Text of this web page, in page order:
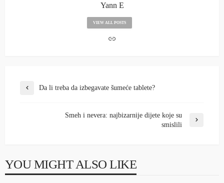
Yann E
VIEW ALL POSTS
Da li treba da izbegavate šumeće tablete?
Smeh i nevera: najbizarnije dijete koje su
smislili
YOU MIGHT ALSO LIKE